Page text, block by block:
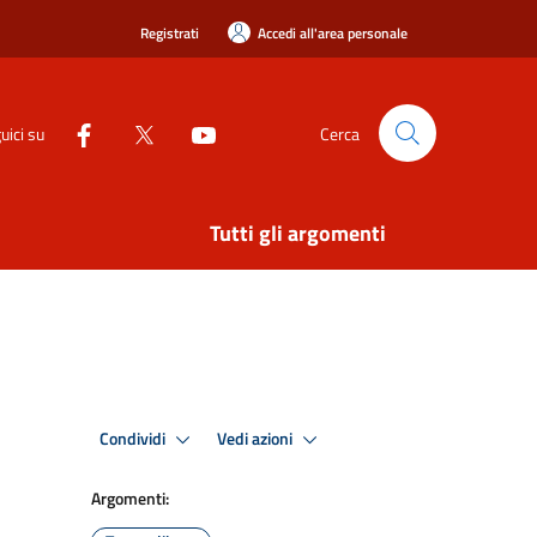
Registrati Accedi all'area personale
su Cerca
Tutti gli argomenti
Condividi Vedi azioni
Argomenti: